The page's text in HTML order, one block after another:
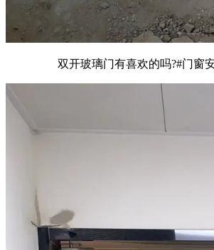
双开玻璃门有喜欢的吗?#门窗